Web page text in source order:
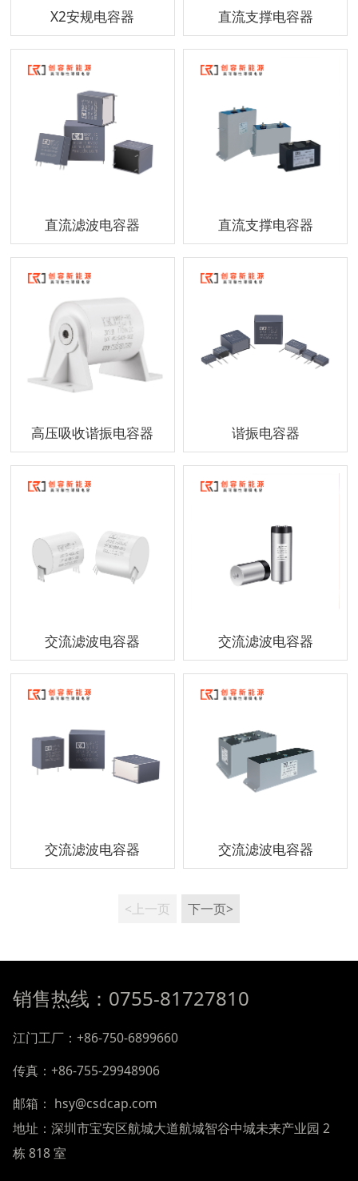
X2安规电容器 直流支撑电容器
直流滤波电容器 直流支撑电容器
高压吸收谐振电容器 谐振电容器
交流滤波电容器 交流滤波电容器
交流滤波电容器 交流滤波电容器
<上一页 下一页>
销售热线：0755-81727810
江门工厂：+86-750-6899660
传真：+86-755-29948906
邮箱： hsy@csdcap.com
地址：深圳市宝安区航城大道航城智谷中城未来产业园 2
栋 818 室